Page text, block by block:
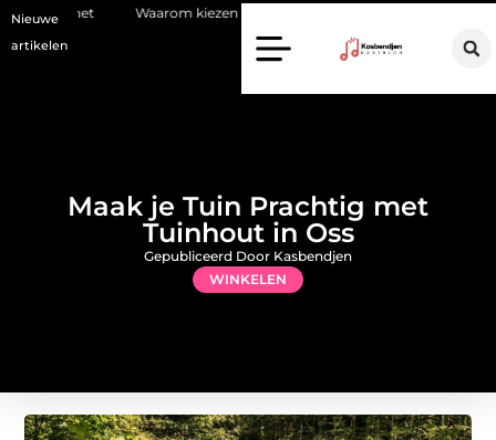
Nieuwe
artikelen
Waarom kiezen voor een stukadoor in Amersfoort?
Maak je Tuin Prachtig met
Tuinhout in Oss
WINKELEN
Gepubliceerd Door Kasbendjen